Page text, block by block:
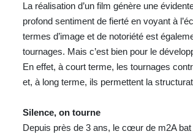
La réalisation d’un film génère une
profond sentiment de fierté en voyant à
termes d’image et de notoriété est
tournages. Mais c’est bien pour le
En effet, à court terme, les tournages
et, à long terme, ils permettent la
Silence, on tourne
Depuis près de 3 ans, le cœur de m2A